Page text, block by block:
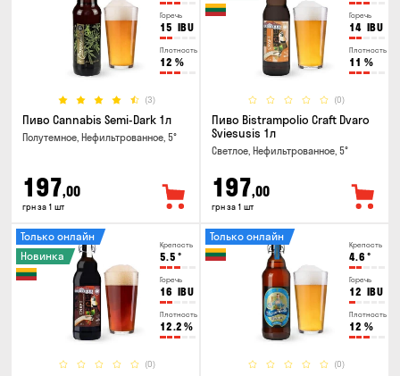
Горечь
15 IBU
Плотность
12 %
(3)
Пиво Cannabis Semi-Dark 1л
Полутемное, Нефильтрованное, 5°
197,00
грн за 1 шт
Горечь
14 IBU
Плотность
11 %
(0)
Пиво Bistrampolio Craft Dvaro
Sviesusis 1л
Светлое, Нефильтрованное, 5°
197,00
грн за 1 шт
Крепость
5.5 °
Горечь
16 IBU
Плотность
12.2 %
(0)
Только онлайн
Новинка
Крепость
4.6 °
Горечь
12 IBU
Плотность
12 %
(0)
Только онлайн